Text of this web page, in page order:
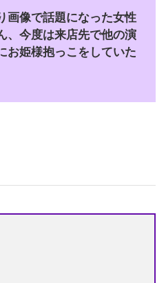
画像で話題になった女性
、今度は来店先で他の演
お姫様抱っこをしていた